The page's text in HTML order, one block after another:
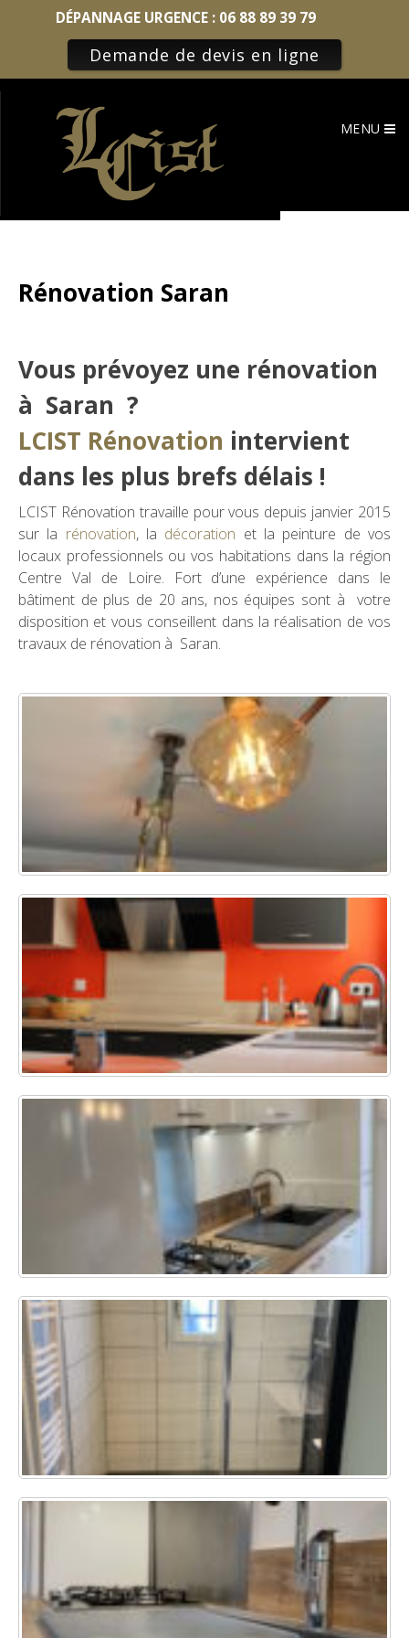
Skip
MENU
Rénovation Saran
Vous prévoyez une rénovation
à Saran ?
LCIST Rénovation intervient
dans les plus brefs délais !
LCIST Rénovation travaille pour vous depuis janvier 2015
sur la rénovation, la décoration et la peinture de vos
locaux professionnels ou vos habitations dans la région
Centre Val de Loire. Fort d’une expérience dans le
bâtiment de plus de 20 ans, nos équipes sont à votre
disposition et vous conseillent dans la réalisation de vos
travaux de rénovation à Saran.
DÉPANNAGE URGENCE : 06 88 89 39 79
Demande de devis en ligne